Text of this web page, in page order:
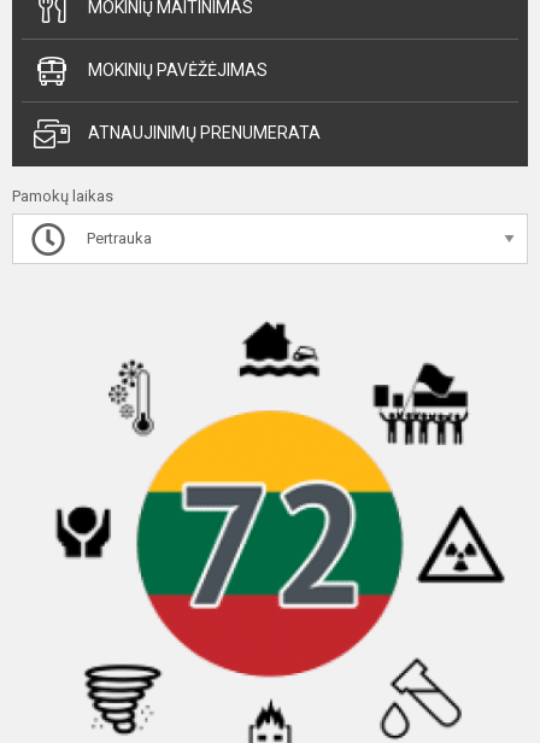
MOKINIŲ MAITINIMAS
MOKINIŲ PAVĖŽĖJIMAS
ATNAUJINIMŲ PRENUMERATA
Pamokų laikas
Pertrauka